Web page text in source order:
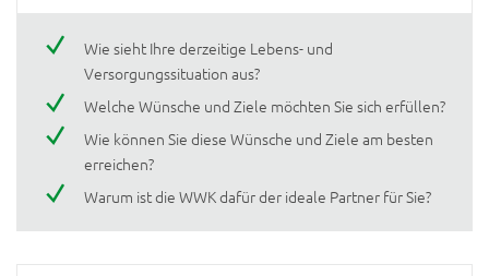
Wie sieht Ihre derzeitige Lebens- und
Versorgungssituation aus?
Welche Wünsche und Ziele möchten Sie sich erfüllen?
Wie können Sie diese Wünsche und Ziele am besten
erreichen?
Warum ist die WWK dafür der ideale Partner für Sie?